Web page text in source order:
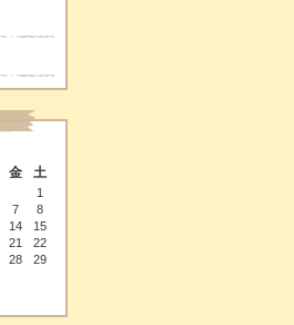
金 土
1
7
8
14
15
21
22
28
29